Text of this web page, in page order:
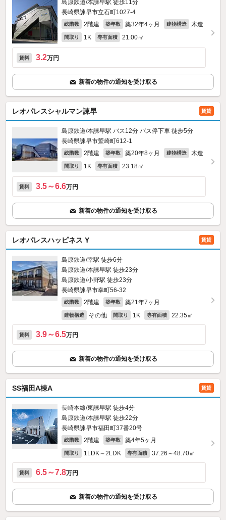
島原鉄道/本諫早駅 徒歩11分
長崎県諫早市立石町1027‐4
総階数 2階建 築年数 築32年4ヶ月 建物構造 木造
間取り 1K 専有面積 21.00㎡
賃料 3.2万円
新着の物件の通知を受け取る
レオパレスシャルマン諫早 賃貸
島原鉄道/本諫早駅 バス12分 バス停下車 徒歩5分
長崎県諫早市鷲崎町612‐1
総階数 2階建 築年数 築20年8ヶ月 建物構造 木造
間取り 1K 専有面積 23.18㎡
賃料 3.5～6.6万円
新着の物件の通知を受け取る
レオパレスハッピネス Y 賃貸
島原鉄道/幸駅 徒歩6分
島原鉄道/本諫早駅 徒歩23分
島原鉄道/小野駅 徒歩23分
長崎県諫早市幸町56-32
総階数 2階建 築年数 築21年7ヶ月
建物構造 その他 間取り 1K 専有面積 22.35㎡
賃料 3.9～6.5万円
新着の物件の通知を受け取る
SS福田A棟A 賃貸
長崎本線/東諫早駅 徒歩4分
島原鉄道/本諫早駅 徒歩22分
長崎県諫早市福田町37番20号
総階数 2階建 築年数 築4年5ヶ月
間取り 1LDK～2LDK 専有面積 37.26～48.70㎡
賃料 6.5～7.8万円
新着の物件の通知を受け取る